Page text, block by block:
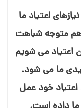
اعتیاد ما
هم متوجه شباهت
اعتیاد می⁯ شویم
ما می⁯ شود.
اعتیاد خود عمل